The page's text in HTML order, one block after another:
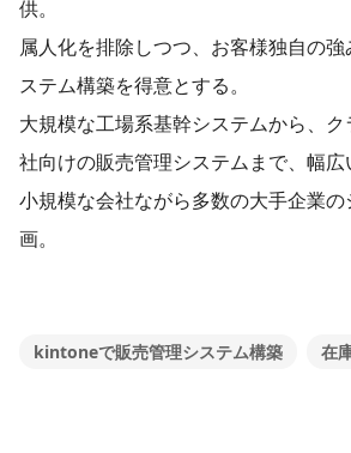
供。
属人化を排除しつつ、お客様独自の
ステム構築を得意とする。
大規模な工場系基幹システムから、
社向けの販売管理システムまで、幅広
小規模な会社ながら多数の大手企業
画。
kintoneで販売管理システム構築 在